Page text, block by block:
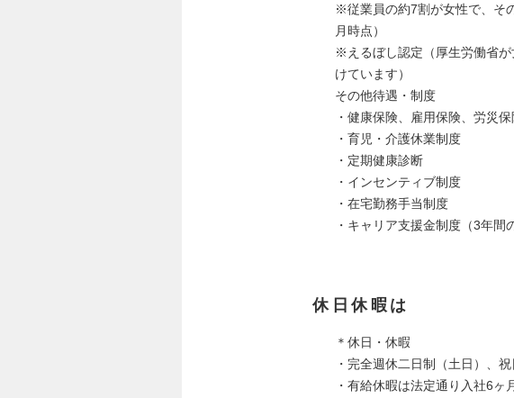
※従業員の約7割が女性で、そ
月時点）
※えるぼし認定（厚生労働省
けています）
その他待遇・制度
・健康保険、雇用保険、労災
・育児・介護休業制度
・定期健康診断
・インセンティブ制度
・在宅勤務手当制度
・キャリア支援金制度（3年間
休日休暇は
＊休日・休暇
・完全週休二日制（土日）、
・有給休暇は法定通り入社6ヶ